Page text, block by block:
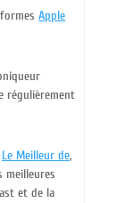
Apple
régulièrement
Le Meilleur de,
meilleures
et de la